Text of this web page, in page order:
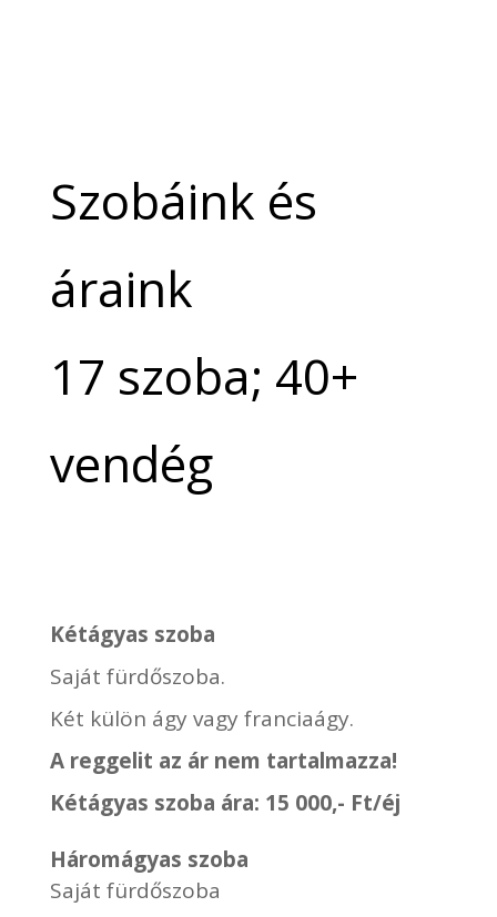
Szobáink és
áraink
17 szoba; 40+
vendég
Kétágyas szoba
Saját fürdőszoba.
Két külön ágy vagy franciaágy.
A reggelit az ár nem tartalmazza!
Kétágyas szoba ára: 15 000,- Ft/éj
Háromágyas szoba
Saját fürdőszoba